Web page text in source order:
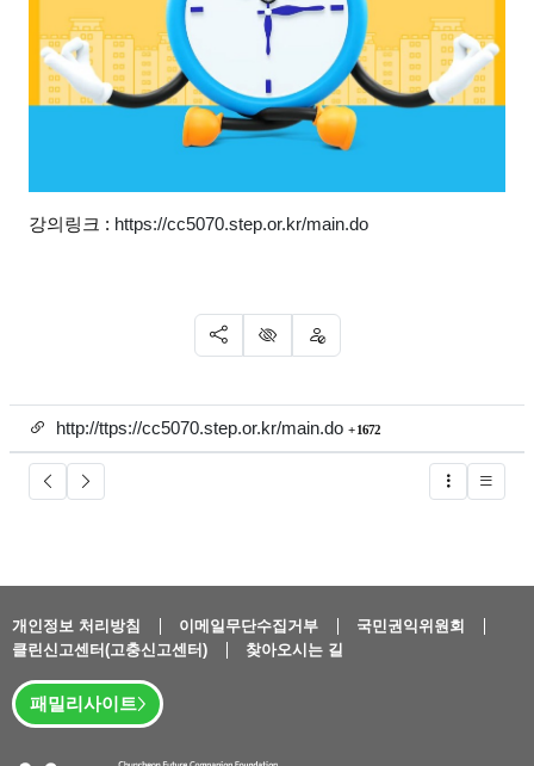
강의링크 : https://cc5070.step.or.kr/main.do
SNS 공유
신고 차단
링크
http://ttps://cc5070.step.or.kr/main.do 1672회 연결
글버튼
개인정보 처리방침 이메일무단수집거부
국민권익위원회
클린신고센터(고충신고센터)
찾아오시는 길
패밀리사이트